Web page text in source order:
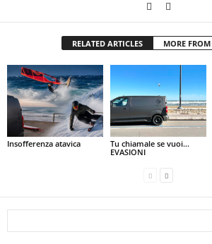
RELATED ARTICLES MORE
Insofferenza atavica
Tu chiamale se vuoi…
EVASIONI